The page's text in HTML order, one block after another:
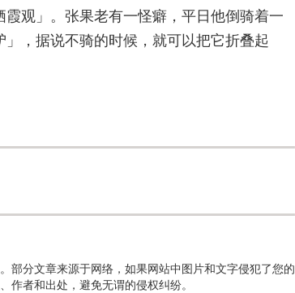
观」。张果老有一怪癖，平日他倒骑着一
，据说不骑的时候，就可以把它折叠起
部分文章来源于网络，如果网站中图片和文字侵犯了您的
者和出处，避免无谓的侵权纠纷。